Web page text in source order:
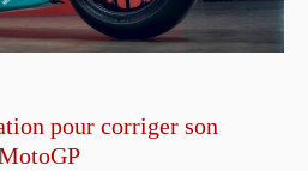
pour corriger son